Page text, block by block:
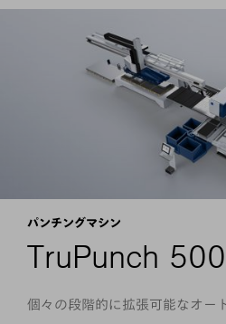
パンチングマシン
TruPunch
個々の段階的に拡張可能なオー